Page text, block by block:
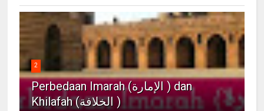
2
Perbedaan Imarah (الإمارة ) dan
Khilafah (الخلافة )